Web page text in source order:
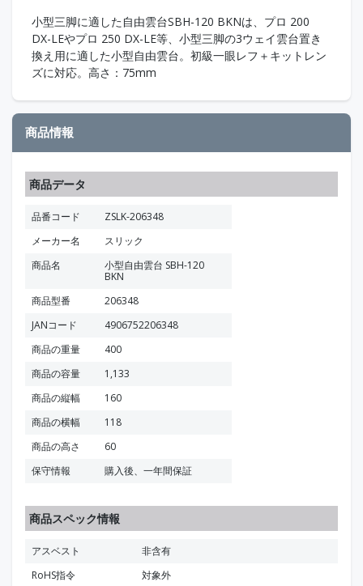
小型三脚に適した自由雲台SBH-120 BKNは、プロ 200
DX-LEやプロ 250 DX-LE等、小型三脚の3ウェイ雲台置き
換え用に適した小型自由雲台。初級一眼レフ＋キットレン
ズに対応。高さ：75mm
商品情報
商品データ
品番コード
ZSLK-206348
メーカー名
スリック
商品名
小型自由雲台 SBH-120
BKN
商品型番
206348
JANコード
4906752206348
商品の重量
400
商品の容量
1,133
商品の縦幅
160
商品の横幅
118
商品の高さ
60
保守情報
購入後、一年間保証
商品スペック情報
アスベスト
非含有
RoHS指令
対象外